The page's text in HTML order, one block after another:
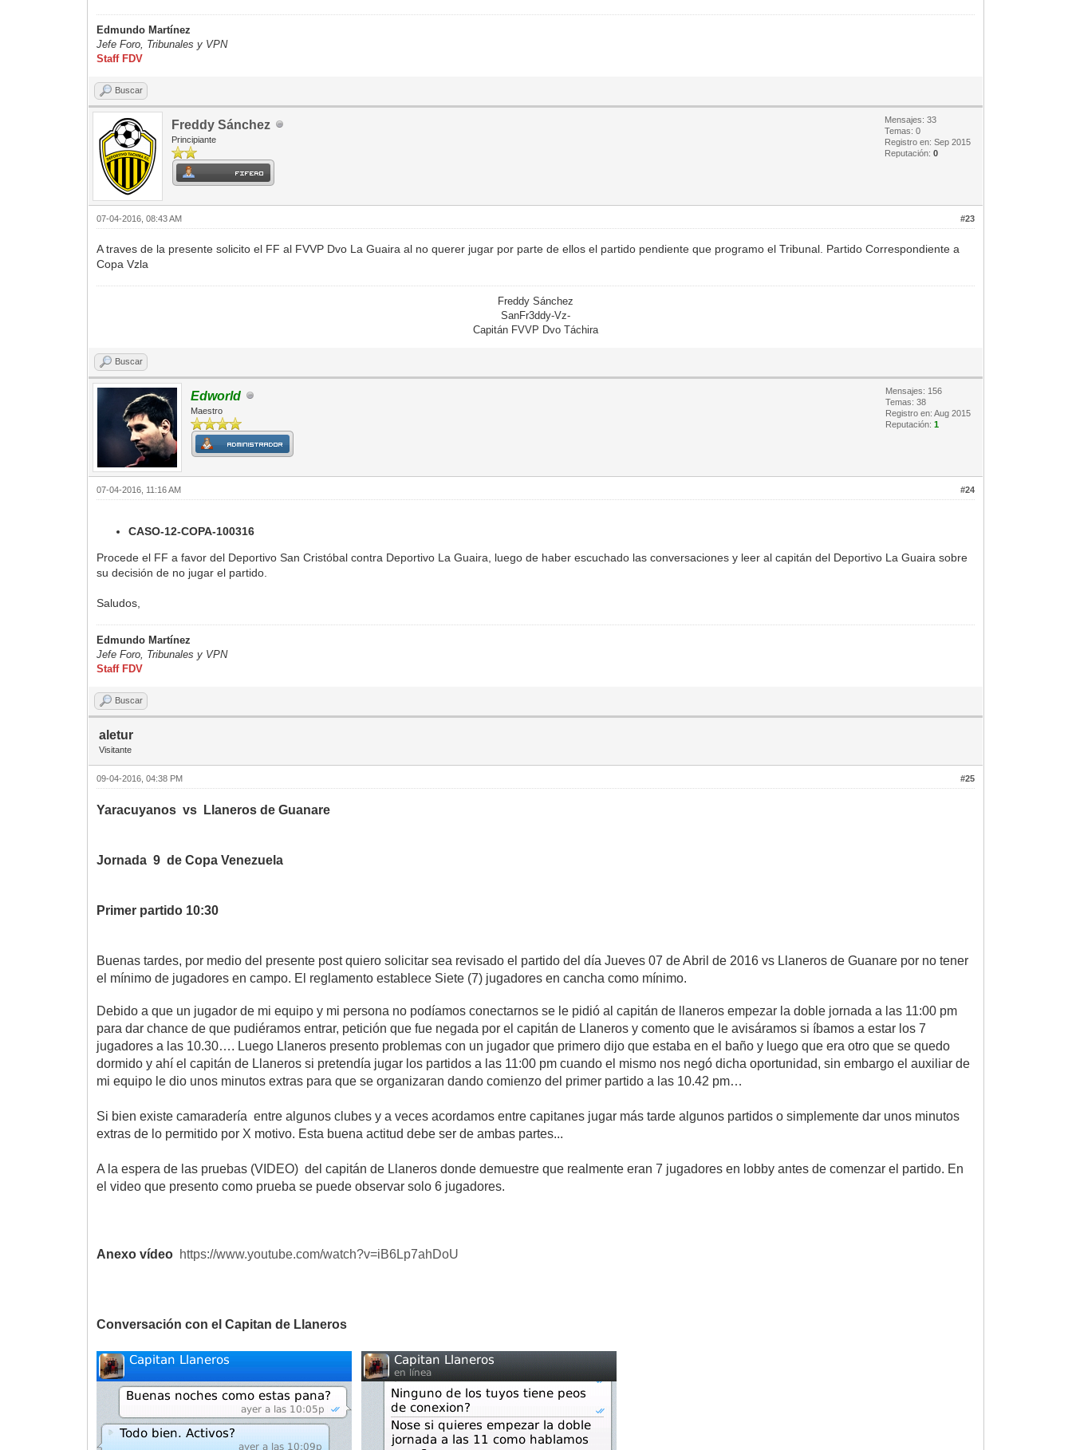
Edmundo Martínez
Jefe Foro, Tribunales y VPN
Staff FDV
Buscar
Freddy Sánchez
Principiante
Mensajes: 33
Temas: 0
Registro en: Sep 2015
Reputación:0
#23
07-04-2016, 08:43 AM
A traves de la presente solicito el FF al FVVP Dvo La Guaira al no querer jugar por parte de ellos el partido pendiente que programo el Tribunal. Partido Correspondiente a
Copa Vzla
Freddy Sánchez
SanFr3ddy-Vz-
Capitán FVVP Dvo Táchira
Buscar
Edworld
Maestro
Mensajes: 156
Temas: 38
Registro en: Aug 2015
Reputación:1
#24
07-04-2016, 11:16 AM
CASO-12-COPA-100316
Procede el FF a favor del Deportivo San Cristóbal contra Deportivo La Guaira, luego de haber escuchado las conversaciones y leer al capitán del Deportivo La Guaira sobre
su decisión de no jugar el partido.
Saludos,
Edmundo Martínez
Jefe Foro, Tribunales y VPN
Staff FDV
Buscar
aletur
Visitante
#25
09-04-2016, 04:38 PM
Yaracuyanos vs Llaneros de Guanare
Jornada 9 de Copa Venezuela
Primer partido 10:30
Buenas tardes, por medio del presente post quiero solicitar sea revisado el partido del día Jueves 07 de Abril de 2016 vs Llaneros de Guanare por no tener
el mínimo de jugadores en campo. El reglamento establece Siete (7) jugadores en cancha como mínimo.
Debido a que un jugador de mi equipo y mi persona no podíamos conectarnos se le pidió al capitán de llaneros empezar la doble jornada a las 11:00 pm
para dar chance de que pudiéramos entrar, petición que fue negada por el capitán de Llaneros y comento que le avisáramos si íbamos a estar los 7
jugadores a las 10.30…. Luego Llaneros presento problemas con un jugador que primero dijo que estaba en el baño y luego que era otro que se quedo
dormido y ahí el capitán de Llaneros si pretendía jugar los partidos a las 11:00 pm cuando el mismo nos negó dicha oportunidad, sin embargo el auxiliar de
mi equipo le dio unos minutos extras para que se organizaran dando comienzo del primer partido a las 10.42 pm…
Si bien existe camaradería entre algunos clubes y a veces acordamos entre capitanes jugar más tarde algunos partidos o simplemente dar unos minutos
extras de lo permitido por X motivo. Esta buena actitud debe ser de ambas partes...
A la espera de las pruebas (VIDEO) del capitán de Llaneros donde demuestre que realmente eran 7 jugadores en lobby antes de comenzar el partido. En
el video que presento como prueba se puede observar solo 6 jugadores.
Anexo vídeo https://www.youtube.com/watch?v=iB6Lp7ahDoU
Conversación con el Capitan de Llaneros